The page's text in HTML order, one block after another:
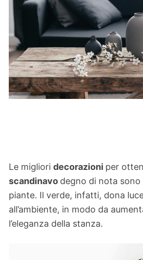
Le migliori decorazioni per
scandinavo degno di nota
piante. Il verde, infatti, dona
all’ambiente, in modo da
l’eleganza della stanza.